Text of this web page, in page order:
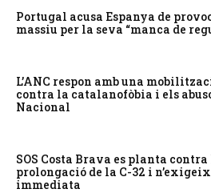
Portugal acusa Espanya de
massiu per la seva “manca de
L’ANC respon amb una
contra la catalanofòbia i els
Nacional
SOS Costa Brava es planta contra
prolongació de la C-32 i
immediata